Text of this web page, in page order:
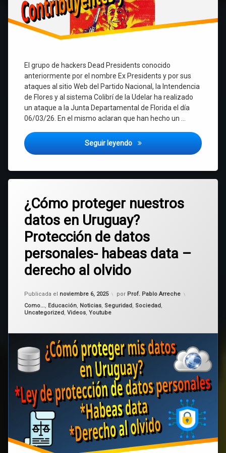
El grupo de hackers Dead Presidents conocido
anteriormente por el nombre Ex Presidents y por sus
ataques al sitio Web del Partido Nacional, la Intendencia
de Flores y al sistema Colibrí de la Udelar ha realizado
un ataque a la Junta Departamental de Florida el día
06/03/26. En el mismo aclaran que han hecho un …
Seguir leyendo Hackeo y robo de datos a
¿Cómo proteger nuestros
datos en Uruguay?
Protección de datos
personales- habeas data –
derecho al olvido
Publicada el noviembre 6, 2025
Actualizado el noviembre 6, 2025
por Prof. Pablo Arreche
Categorías:
Como..., Educación, Noticias, Seguridad, Sociedad,
Uncategorized, Videos, Youtube
AGESIC
ciberseguridad
derecho
al olvido
habeas
protección
de datos
URDCP
Uruguay
un
comentario
en
¿Cómo
proteger
nuestros
datos
en
Uruguay?
datos
personales-
habeas
–
derecho
al
olvido